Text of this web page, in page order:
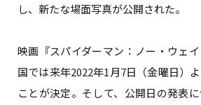
し、新たな場面写真が公開された。
映画『スパイダーマン：ノー・ウェ
国では来年2022年1月7日（金曜日）
ことが決定。そして、公開日の発表